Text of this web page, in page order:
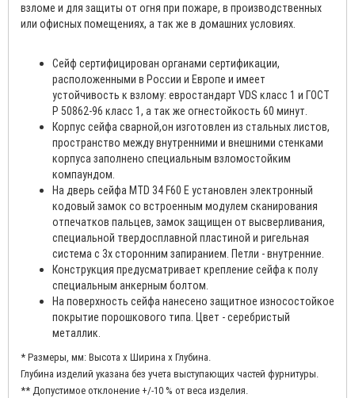
взломе и для защиты от огня при пожаре, в производственных
или офисных помещениях, а так же в домашних условиях.
Сейф сертифицирован органами сертификации,
расположенными в России и Европе и имеет
устойчивость к взлому: евростандарт VDS класс 1 и ГОСТ
Р 50862-96 класс 1, а так же огнестойкость 60 минут.
Корпус сейфа сварной,он изготовлен из стальных листов,
пространство между внутренними и внешними стенками
корпуса заполнено специальным взломостойким
компаундом.
На дверь сейфа MTD 34 F60 E установлен электронный
кодовый замок со встроенным модулем сканирования
отпечатков пальцев, замок защищен от высверливания,
специальной твердосплавной пластиной и ригельная
система с 3х сторонним запиранием. Петли - внутренние.
Конструкция предусматривает крепление сейфа к полу
специальным анкерным болтом.
На поверхность сейфа нанесено защитное износостойкое
покрытие порошкового типа. Цвет - серебристый
металлик.
* Размеры, мм: Высота x Ширина x Глубина.
Глубина изделий указана без учета выступающих частей фурнитуры.
** Допустимое отклонение +/-10 % от веса изделия.